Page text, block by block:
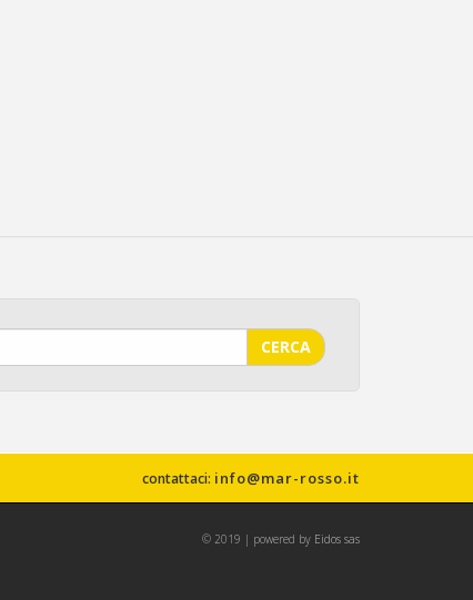
CERCA
contattaci: info@mar-rosso.it
© 2019 | powered by Eidos sas